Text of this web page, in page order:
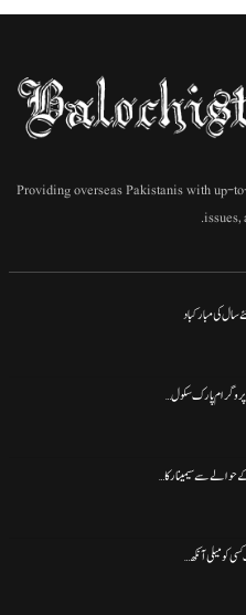
Providing overseas Pakistanis with up-
کی مبارکباد
پروگرام پارک سکول…
حوالے سے سیمینار کا…
کو میلی آنکھ…